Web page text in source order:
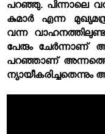
പറഞ്ഞു. പിന്നാലെ
കുമാര്‍ എന്ന
വന്ന
പേരും ചേര്‍ന്നാണ്
പറഞ്ഞാണ് അന്നത്തെ